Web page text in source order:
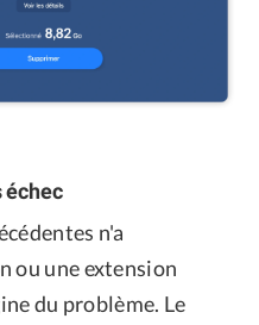
échec
n'a
ou une extension
du problème. Le